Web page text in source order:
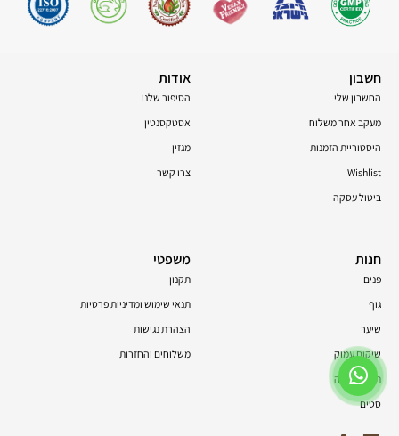
חשבון
החשבון שלי
מעקב אחר משלוח
היסטוריית הזמנות
Wishlist
ביטול עסקה
אודות
הסיפור שלנו
אסטקסנטין
מגזין
צרו קשר
חנות
פנים
גוף
שיער
שיקום עמוק
תוספי תזונה
סטים
משפטי
תקנון
תנאי שימוש ומדיניות פרטיות
הצהרת נגישות
משלוחים והחזרות